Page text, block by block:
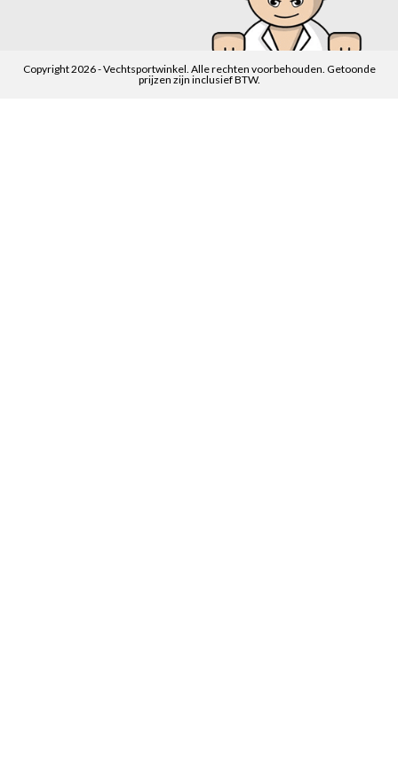
Copyright 2026 - Vechtsportwinkel. Alle rechten voorbehouden. Getoonde
prijzen zijn inclusief BTW.